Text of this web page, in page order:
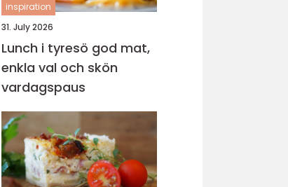
inspiration
31. July 2026
Lunch i tyresö god mat,
enkla val och skön
vardagspaus